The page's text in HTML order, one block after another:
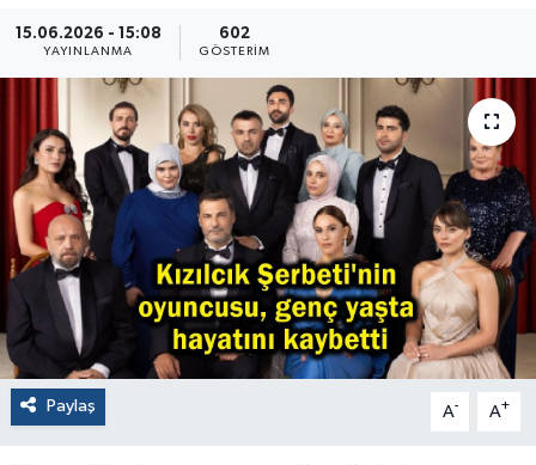
15.06.2026 - 15:08
YAYINLANMA
602
GÖSTERIM
Paylaş A- A+
Resmi İlanlar
Sağlık